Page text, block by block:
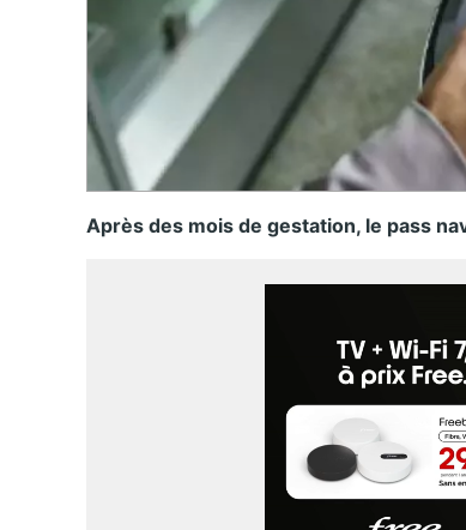
Après des mois de gestation, le pass